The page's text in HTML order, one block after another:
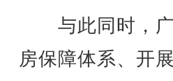
与此同时，广
房保障体系、开